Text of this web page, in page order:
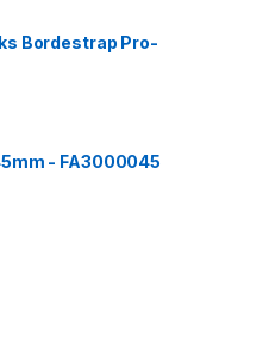
Bordestrap Pro-
- FA3000045